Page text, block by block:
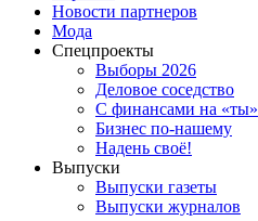
Новости партнеров
Мода
Спецпроекты
Выборы 2026
Деловое соседство
С финансами на «ты»
Бизнес по-нашему
Надень своё!
Выпуски
Выпуски газеты
Выпуски журналов